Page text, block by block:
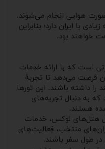
هوایی انجام می‌شوند.
با ایران دارد؛ بنابراین
خواهند بود.
است که با ارائه خدمات
فرصت می‌دهد تا تجربهٔ
داشته باشند. این تورها
که به دنبال تجربه‌های
هستند.
هتل‌های لوکس، خدمات
منتخب، فعالیت‌های
طول سفر باشند.